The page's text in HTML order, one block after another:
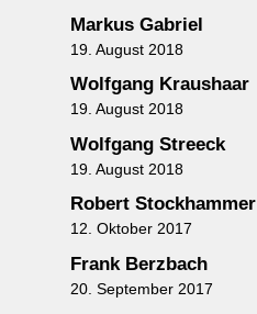
Markus Gabriel
19. August 2018
Wolfgang Kraushaar
19. August 2018
Wolfgang Streeck
19. August 2018
Robert Stockhammer
12. Oktober 2017
Frank Berzbach
20. September 2017